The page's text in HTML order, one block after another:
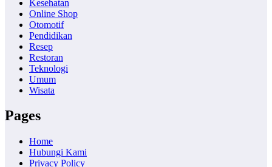
Kesehatan
Online Shop
Otomotif
Pendidikan
Resep
Restoran
Teknologi
Umum
Wisata
Pages
Home
Hubungi Kami
Privacy Policy